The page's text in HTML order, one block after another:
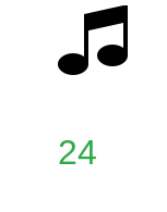
24